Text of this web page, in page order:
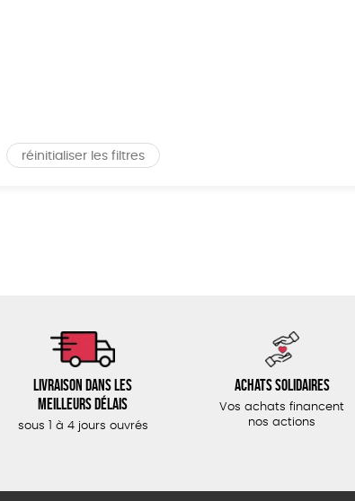
réinitialiser les filtres
Livraison dans les
meilleurs délais
sous 1 à 4 jours ouvrés
Achats solidaires
Vos achats financent
nos actions